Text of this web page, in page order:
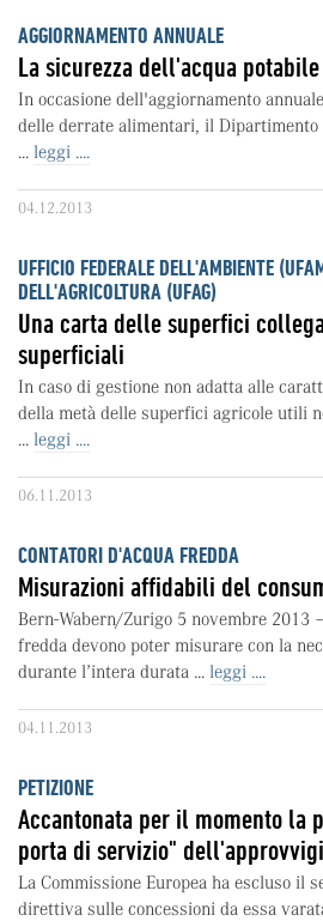
AGGIORNAMENTO ANNUALE
La sicurezza dell'acqua potabile
In occasione dell'aggiornamento
delle derrate alimentari, il
... leggi ....
04.12.2013
UFFICIO FEDERALE DELL'AMBIENTE
DELL'AGRICOLTURA (UFAG)
Una carta delle superfici
superficiali
In caso di gestione non adatta alle
della metà delle superfici agricole utili
... leggi ....
06.11.2013
CONTATORI D'ACQUA FREDDA
Misurazioni affidabili del
Bern-Wabern/Zurigo 5 novembre 2013
fredda devono poter misurare con la
durante l’intera durata ... leggi ....
04.11.2013
PETIZIONE
Accantonata per il momento la
porta di servizio"
La Commissione Europea ha escluso il
direttiva sulle concessioni da essa